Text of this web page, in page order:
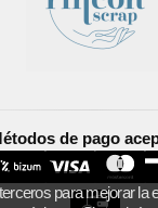
de pago
para mejorar la